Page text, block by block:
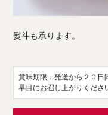
熨斗も承ります。
賞味期限：発送から２０日
早目にお召し上がりくださ